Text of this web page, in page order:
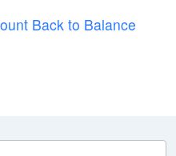
Back to Balance